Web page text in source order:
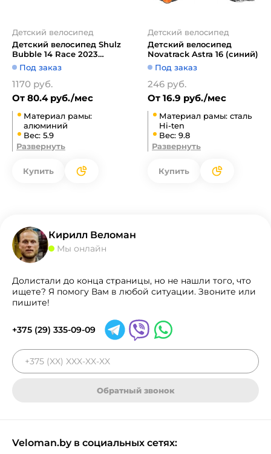
Детский велосипед
Детский велосипед Shulz
Bubble 14 Race 2023
(синий)
Под заказ
1170 руб.
От 80.4 руб./мес
Материал рамы:
алюминий
Вес: 5.9
Развернуть
Купить
Детский велосипед
Детский велосипед
Novatrack Astra 16 (синий)
Под заказ
246 руб.
От 16.9 руб./мес
Материал рамы: сталь
Hi-ten
Вес: 9.8
Развернуть
Купить
Кирилл Веломан
Мы онлайн
Долистали до конца страницы, но не нашли того, что
ищете? Я помогу Вам в любой ситуации. Звоните или
пишите!
+375 (29) 335-09-09
Обратный звонок
Veloman.by в социальных сетях: